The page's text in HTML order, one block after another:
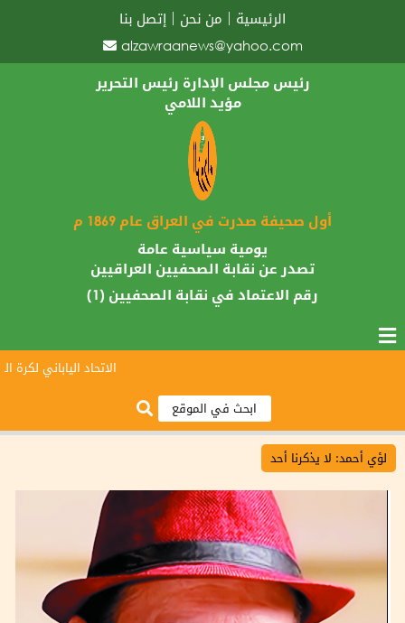
الرئيسية من نحن
إتصل بنا
alzawraanews@yahoo.com
رئيس مجلس الإدارة رئيس التحرير
مؤيد اللامي
أول صحيفة صدرت في العراق عام 1869 م
يومية سياسية عامة
تصدر عن نقابة الصحفيين العراقيين
رقم الاعتماد في نقابة الصحفيين (1)
الاتحاد الياباني لكرة
لؤي أحمد: لا يذكرنا أحد